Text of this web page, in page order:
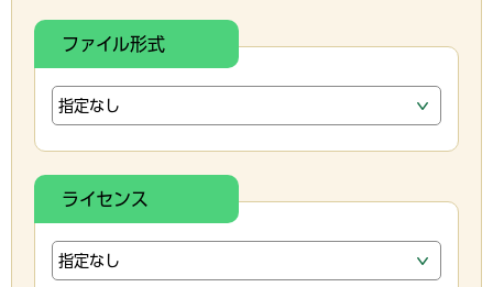
ファイル形式
ライセンス